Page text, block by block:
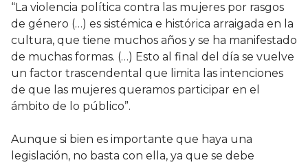
“La violencia política contra las mujeres por rasgos
de género (…) es sistémica e histórica arraigada en la
cultura, que tiene muchos años y se ha manifestado
de muchas formas. (…) Esto al final del día se vuelve
un factor trascendental que limita las intenciones
de que las mujeres queramos participar en el
ámbito de lo público”.
Aunque si bien es importante que haya una
legislación, no basta con ella, ya que se debe